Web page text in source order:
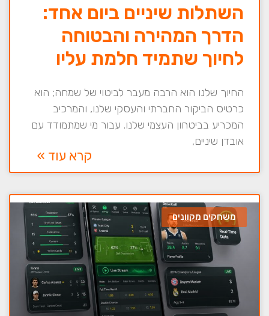
השתלות שיניים ביום אחד:
הדרך המהירה והבטוחה
לחיוך שתמיד חלמת עליו
החיוך שלנו הוא הרבה מעבר לביטוי של שמחה; הוא
כרטיס הביקור החברתי והעסקי שלנו, והמרכיב
המכריע בביטחון העצמי שלנו. עבור מי שמתמודד עם
אובדן שיניים,
קרא עוד »
משחקים מקוונים